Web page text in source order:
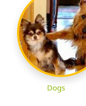
Dogs